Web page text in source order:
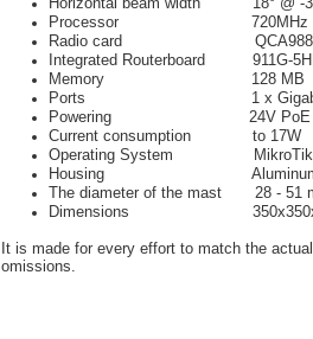
Processor 720MHz
Radio card
Integrated Routerboard 911G-
Memory
128 MB
Ports 1 x
Powering 24V PoE
Current consumption
to 17W
Operating System
MikroTik
Housing
The diameter of the mast 28 - 51
Dimensions
It is made for every effort to match the
omissions.